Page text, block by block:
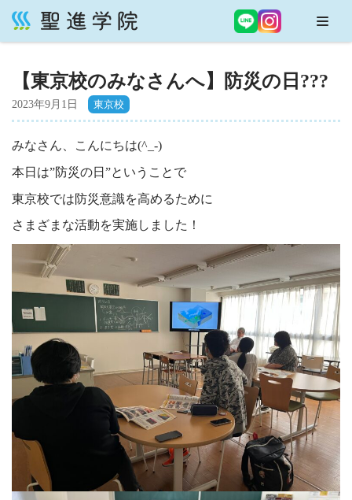
コ
テ
ン
ツ
へ
ス
キ
ッ
【東京校のみなさんへ】防災の日??‍?
2023年9月1日
みなさん、こんにちは(^_-)
本日は”防災の日”ということで
東京校では防災意識を高めるために
さまざまな活動を実施しました！